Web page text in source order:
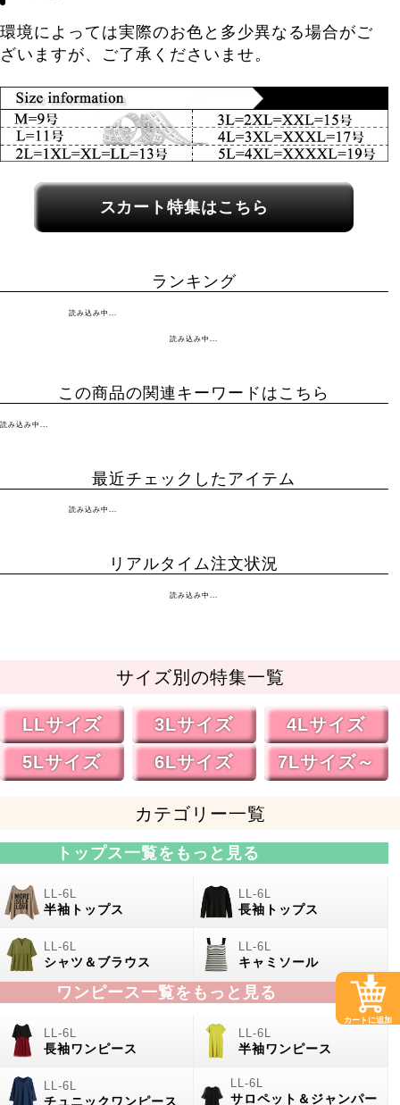
環境によっては実際のお色と多少異なる場合がご
ざいますが、ご了承くださいませ。
関連カテゴリーへのリンク
スカート特集はこちら
ランキング
読み込み中...
読み込み中...
この商品の関連キーワードはこちら
読み込み中...
最近チェックしたアイテム
読み込み中...
リアルタイム注文状況
読み込み中...
サイズ別の特集一覧
LLサイズ 3Lサイズ
4Lサイズ
5Lサイズ
6Lサイズ 7Lサイズ～
カテゴリー一覧
トップス一覧をもっと見る
半袖トップス 長袖トップス
シャツ＆ブラウス キャミソール
ワンピース一覧をもっと見る
長袖ワンピース 半袖ワンピース
チュニックワンピース サロペット＆ジャンパー
カートに追加